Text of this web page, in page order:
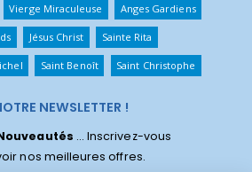
Vierge Miraculeuse Anges Gardiens
Jésus Christ Sainte Rita
Saint Benoît Saint Christophe
NEWSLETTER !
... Inscrivez-vous
nos meilleures offres.